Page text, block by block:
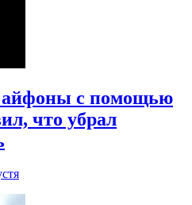
айфоны с помощью
что убрал